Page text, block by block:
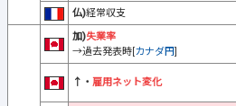
仏)経常収支
加)失業率
→過去発表時[カナダ円]
↑・ 雇用ネット変化